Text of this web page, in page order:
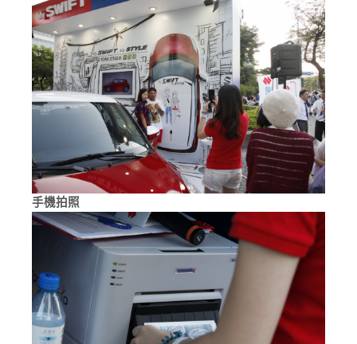
手機拍照